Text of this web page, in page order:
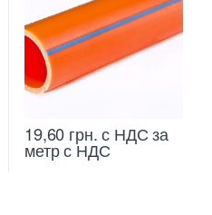
19,60 грн.с НДС за
метр с НДС